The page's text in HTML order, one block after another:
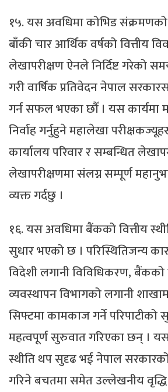
१५. यस अवधिमा कोभिड संक्रमणको
बाँकी चार आर्थिक वर्षको वित्तीय
लेखापरीक्षण ऐनले निर्दिष्ट गरेको
गरी वार्षिक प्रतिवेदन नेपाल
गर्न सफल भएका छौँ । यस कार्यमा
निर्वाह गर्नुहुने महालेखा
कार्यालय परिवार र सम्बन्धित
लेखापरीक्षणमा संलग्न सम्पूर्ण
व्यक्त गर्दछु ।
१६. यस अवधिमा बैंकको वित्तीय
सुधार भएको छ । परिस्थितिजन्य
विदेशी लगानी विविधिकरण, बैंकको
व्यवस्थापन विभागको लगानी
सिफ्टमा कामकाज गर्ने
महत्वपूर्ण सुरुवात गरिएका छन् ।
स्थीति थप सुदृढ भई नेपाल
गरिने बचतमा समेत उल्लेखनीय